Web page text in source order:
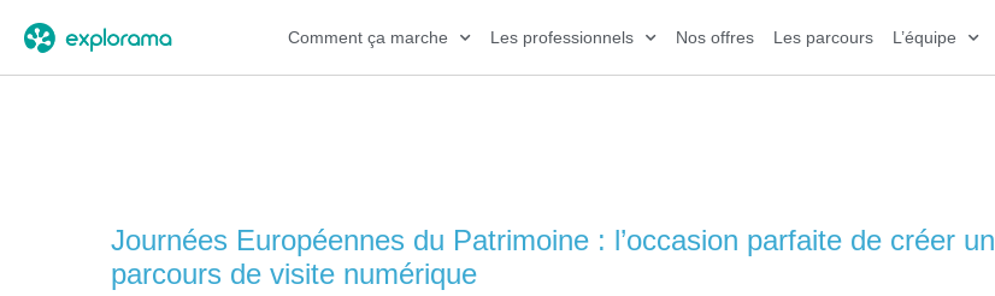
Comment ça marche Les professionnels Nos offres Les parcours L’équipe
Journées Européennes du Patrimoine : l’occasion parfaite de créer un
parcours de visite numérique